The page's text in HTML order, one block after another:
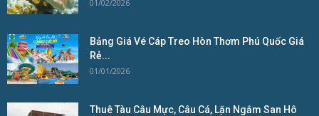
01/02/2026
Bảng Giá Vé Cáp Treo Hòn Thơm Phú Quốc Giá
Rẻ...
01/01/2026
Thuê Tàu Câu Mực, Câu Cá, Lặn Ngắm San Hô